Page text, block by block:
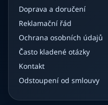
Doprava a doručení
Reklamační řád
Ochrana osobních údajů
Často kladené otázky
Kontakt
Odstoupení od smlouvy